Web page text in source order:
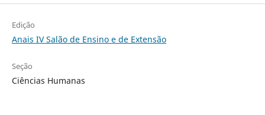
Edição
Anais IV Salão de Ensino e de Extensão
Seção
Ciências Humanas